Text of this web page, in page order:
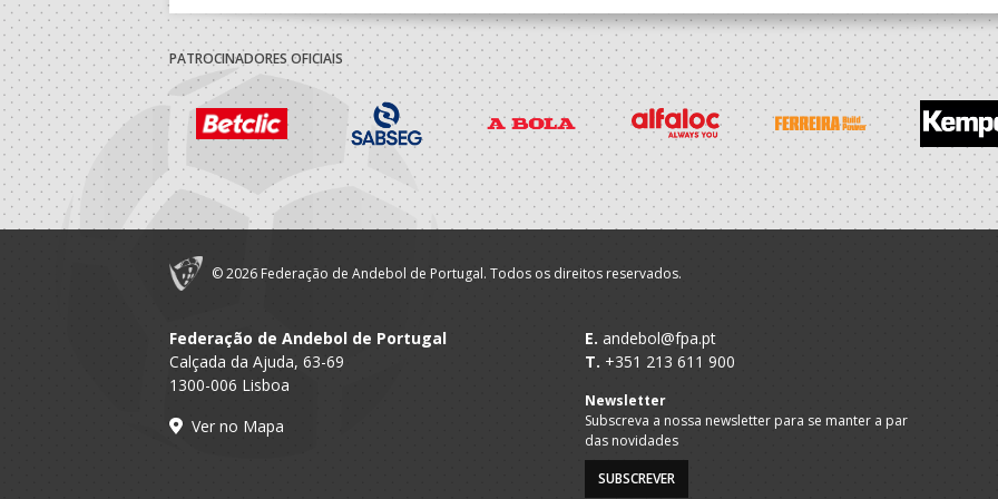
PATROCINADORES OFICIAIS
© 2026 Federação de Andebol de Portugal. Todos os direitos reservados.
Federação de Andebol de Portugal
Calçada da Ajuda, 63-69
1300-006 Lisboa
Ver no Mapa
E. andebol@fpa.pt
T. +351 213 611 900
Newsletter
Subscreva a nossa newsletter para se manter a par
das novidades
SUBSCREVER